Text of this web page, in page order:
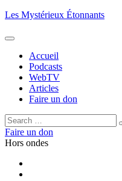
Aller
contenu
Les Mystérieux Étonnants
Accueil
Podcasts
WebTV
Articles
Faire un don
Rechercher :
Faire un don
Hors ondes